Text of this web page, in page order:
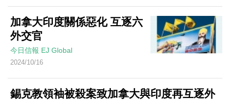
加拿大印度關係惡化 互逐六
外交官
今日信報 EJ Global
2024/10/16
錫克教領袖被殺案致加拿大與印度再互逐外